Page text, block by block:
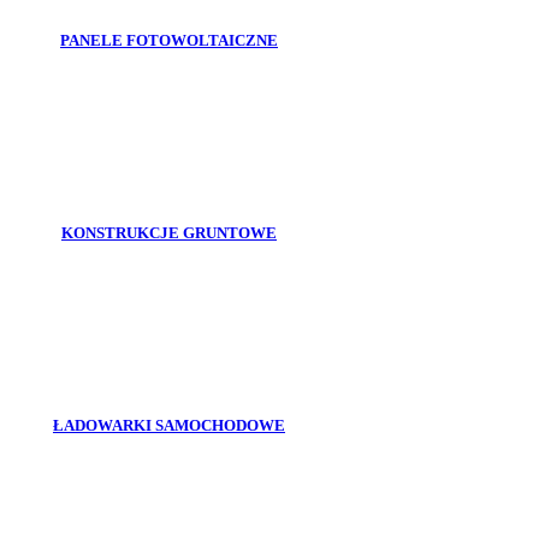
PANELE FOTOWOLTAICZNE
KONSTRUKCJE GRUNTOWE
ŁADOWARKI SAMOCHODOWE